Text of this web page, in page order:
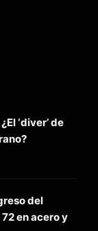
‘diver’ de
del
en acero y